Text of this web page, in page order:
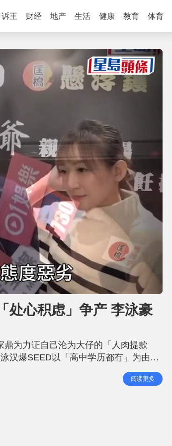
王 财经 地产 生活 健康 教育 体育
处心积虑」争产 李泳豪
为力证自己沦为大仔的「人肉提款
汉爆SEED以「高中学历都冇」为由理
已全面接管父亲事务，保障其财产以安
应该要养返佢，点形容哥哥？唔阅读更多